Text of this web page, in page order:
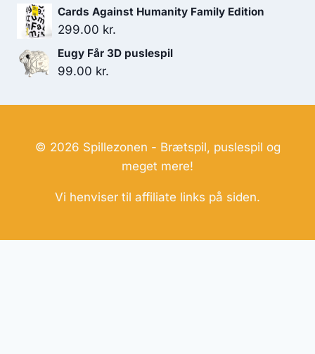
Cards Against Humanity Family Edition
299.00 kr.
Eugy Får 3D puslespil
99.00 kr.
© 2026 Spillezonen - Brætspil, puslespil og
meget mere!
Vi henviser til affiliate links på siden.